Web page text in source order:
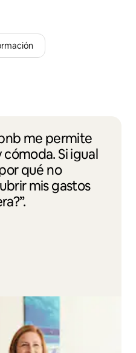
me permite
Si igual
qué no
mis gastos